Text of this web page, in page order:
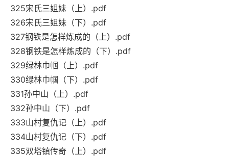
325宋氏三姐妹（上）.pdf
326宋氏三姐妹（下）.pdf
327钢铁是怎样炼成的（上）.pdf
328钢铁是怎样炼成的（下）.pdf
329绿林巾帼（上）.pdf
330绿林巾帼（下）.pdf
331孙中山（上）.pdf
332孙中山（下）.pdf
333山村复仇记（上）.pdf
334山村复仇记（下）.pdf
335双塔镇传奇（上）.pdf